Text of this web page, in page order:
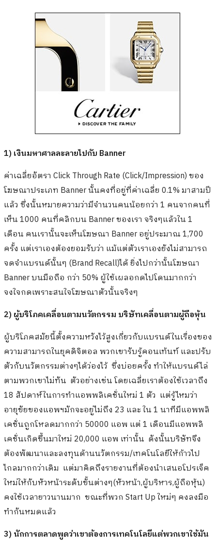
1) เงินมหาศาลละลายไปกับ Banner
ค่าเฉลี่ยอัตรา Click Through Rate (Click/Impression) ของ
โฆษณาประเภท Banner นั้นคงที่อยู่ที่ค่าเฉลี่ย 0.1% มาสามปี
แล้ว ซึ่งนั้นหมายความว่ามีจำนวนคนน้อยกว่า 1 คนจากคนที่
เห็น 1000 คนที่คลิกบน Banner ของเรา จริงๆแล้วใน 1
เดือน คนเรานั้นจะเห็นโฆษณา Banner อยู่ประมาณ 1,700
ครั้ง แต่เราเองต้องยอมรับว่า แม้แต่ตัวเราเองยังไม่สามารถ
จดจำแบรนด์นั้นๆ (Brand Recall)ได้ ยิ่งไปกว่านั้นโฆษณา
Banner บนมือถือ กว่า 50% ผู้ใช้เผลอกดไปโดนมากกว่า
จงใจกดเพราะสนใจโฆษณาตัวนั้นจริงๆ
2) ผู้บริโภคเคลื่อนตามนวัตกรรม บริษัทเคลื่อนตามผู้ถือหุ้น
ผู้บริโภคสมัยนี้ตั้งความหวังไว้สูงเกี่ยวกับแบรนด์ในเรื่องของ
ความสามารถในยุคดิจิตอล พวกเขารับรู้คอนเท้นท์ และปรับ
ตัวกับนวัตกรรมต่างๆได้ว่องไว้ ซึ่งบ่อยครั้ง ทำให้แบรนด์ไล่
ตามพวกเขาไม่ทัน ตัวอย่างเช่น โดยเฉลี่ยเราต้องใช้เวลาถึง
18 สัปดาห์ในการทำแอพพลิเคชั่นใหม่ 1 ตัว แต่รู้ไหมว่า
อายุขัยของแอพฯมักจะอยู่ไม่ถึง 23 และ ใน 1 นาทีมีแอพพลิ
เคชั่นถูกโหลดมากกว่า 50000 แอพ แต่ 1 เดือนมีแอพพลิ
เคชั่นเกิดขึ้นมาใหม่ 20,000 แอพ เท่านั้น ดังนั้นบริษัทจึง
ต้องพัฒนาและลงทุนด้านนวัตกรรม/เทคโนโลยีให้ก้าวไป
ไกลมากกว่าเดิม แต่มาคิดถึงรายงานที่ต้องนำเสนอโปรเจ็ค
ใหม่ให้กับหัวหน้าระดับขั้นต่างๆ(หัวหน้า,ผู้บริหาร,ผู้ถือหุ้น)
คงใช้เวลายาวนานมาก ขณะที่พวก Start Up ใหม่ๆ คงลงมือ
ทำกันหมดแล้ว
3) นักการตลาดพูดว่าเขาต้องการเทคโนโลยีแต่พวกเขาใช้มัน